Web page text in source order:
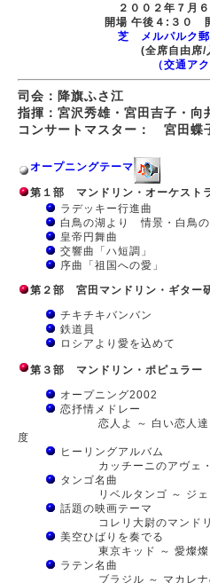
２００２年７月
開場 午後４:３０
芝 メルパルク郵
(全席自由席/
（交通ア
司会：降旗ふさ江
指揮：宮沢秀雄・宮田吉子・向
コンサートマスター： 宮田蝶
オープニングテーマ
第１部 マンドリン・オーケスト
ラデッキー行進曲
白鳥の湖より 情景・白鳥の
皇帝円舞曲
交響曲「ハ短調」
序曲「祖国への愛」
第２部 宮田マンドリン・ギター
チキチキバンバン
鉄道員
ロシアより愛を込めて
第３部 マンドリン・ポピュラー
オープニング2002
恋抒情メドレー
恋人よ ～ 白い恋人達 ～ あ
度
ヒーリングアルバム
カッチーニのアヴェ・マリ
タンゴ名曲
リベルタンゴ ～ ジェラ
話題の映画テーマ
コレリ大尉のマンドリン
美空ひばりを奏でる
東京キッド ～ 愛燦燦
ラテン名曲
ブラジル ～ マカレナの乙